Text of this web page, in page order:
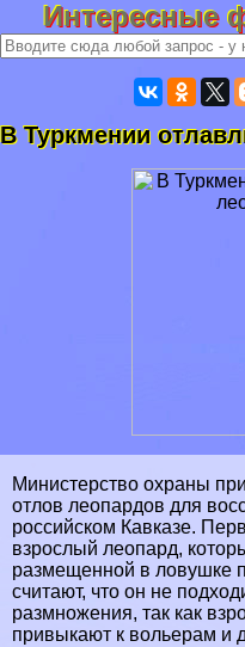
Интересные
В Туркмении
Министерство охраны
отлов леопардов для
российском Кавказе.
взрослый леопард,
размещенной в ловушке
считают, что он не
размножения, так как
привыкают к вольерам и